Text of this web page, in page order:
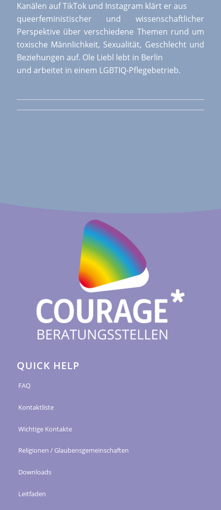
Kanälen auf TikTok und Instagram klärt er aus
queerfeministischer und wissenschaftlicher
Perspektive über verschiedene Themen rund um
toxische Männlichkeit, Sexualität, Geschlecht und
Beziehungen auf. Ole Liebl lebt in Berlin
und arbeitet in einem LGBTIQ-Pflegebetrieb.
QUICK HELP
FAQ
Kontaktliste
Wichtige Kontakte
Religionen / Glaubensgemeinschaften
Downloads
Leitfaden